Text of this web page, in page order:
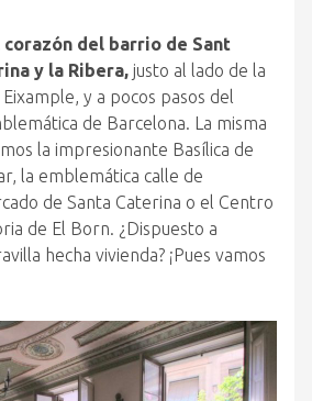
corazón del barrio de Sant
y la Ribera, justo al lado de la
y a pocos pasos del
de Barcelona. La misma
la impresionante Basílica de
la emblemática calle de
de Santa Caterina o el Centro
de El Born. ¿Dispuesto a
hecha vivienda? ¡Pues vamos